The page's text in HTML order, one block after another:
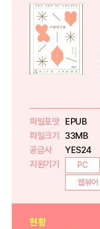
파일포맷
EPUB
파일크기
33MB
공급사
YES24
지원기기
PC
웹뷰어
현황